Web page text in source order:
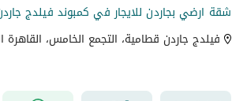
شقة ارضي بجاردن للايجار في كمبوند فيلدج